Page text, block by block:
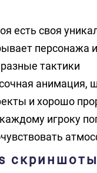
есть своя
персонажа
тактики
анимация,
и хорошо
игроку